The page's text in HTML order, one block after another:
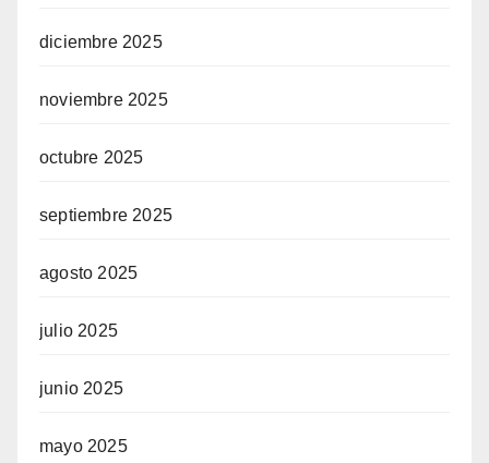
diciembre 2025
noviembre 2025
octubre 2025
septiembre 2025
agosto 2025
julio 2025
junio 2025
mayo 2025